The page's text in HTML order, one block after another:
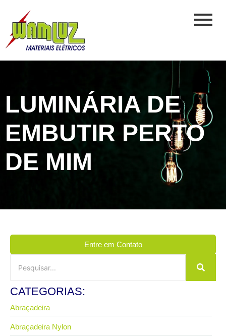
LUMINÁRIA DE
EMBUTIR PERTO
DE MIM
Entre em Contato
CATEGORIAS:
Abraçadeira
Abraçadeira Nylon